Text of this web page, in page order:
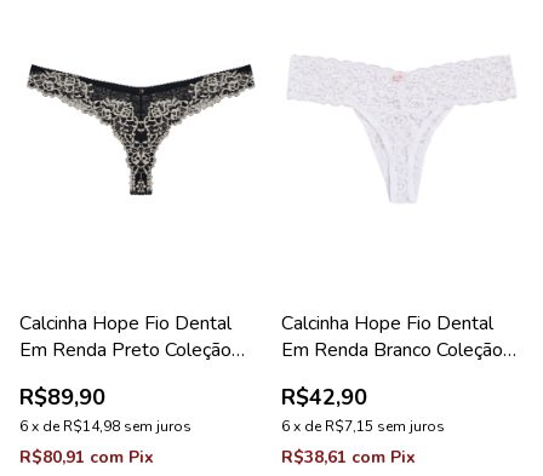
Calcinha Hope Fio Dental
Em Renda Preto Coleção
R$89,90
6x deR$14,98 sem juros
R$80,91 com Pix
Calcinha Hope Fio Dental
Em Renda Branco Coleção
R$42,90
6x deR$7,15 sem juros
R$38,61 com Pix